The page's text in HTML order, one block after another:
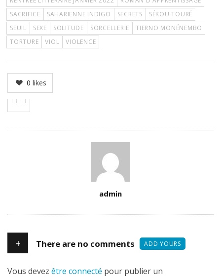
SACRIFICE
SAHARIENNE INDIGO SECRETS
SÉKOU TOURÉ
SEUIL
SEXE SOLITUDE SORCELLERIE
TIERNO MONÉNEMBO
TORTURE
VIOL VIOLENCE
0 likes
admin
+ There are no comments ADD YOURS
Vous devez être connecté pour publier un